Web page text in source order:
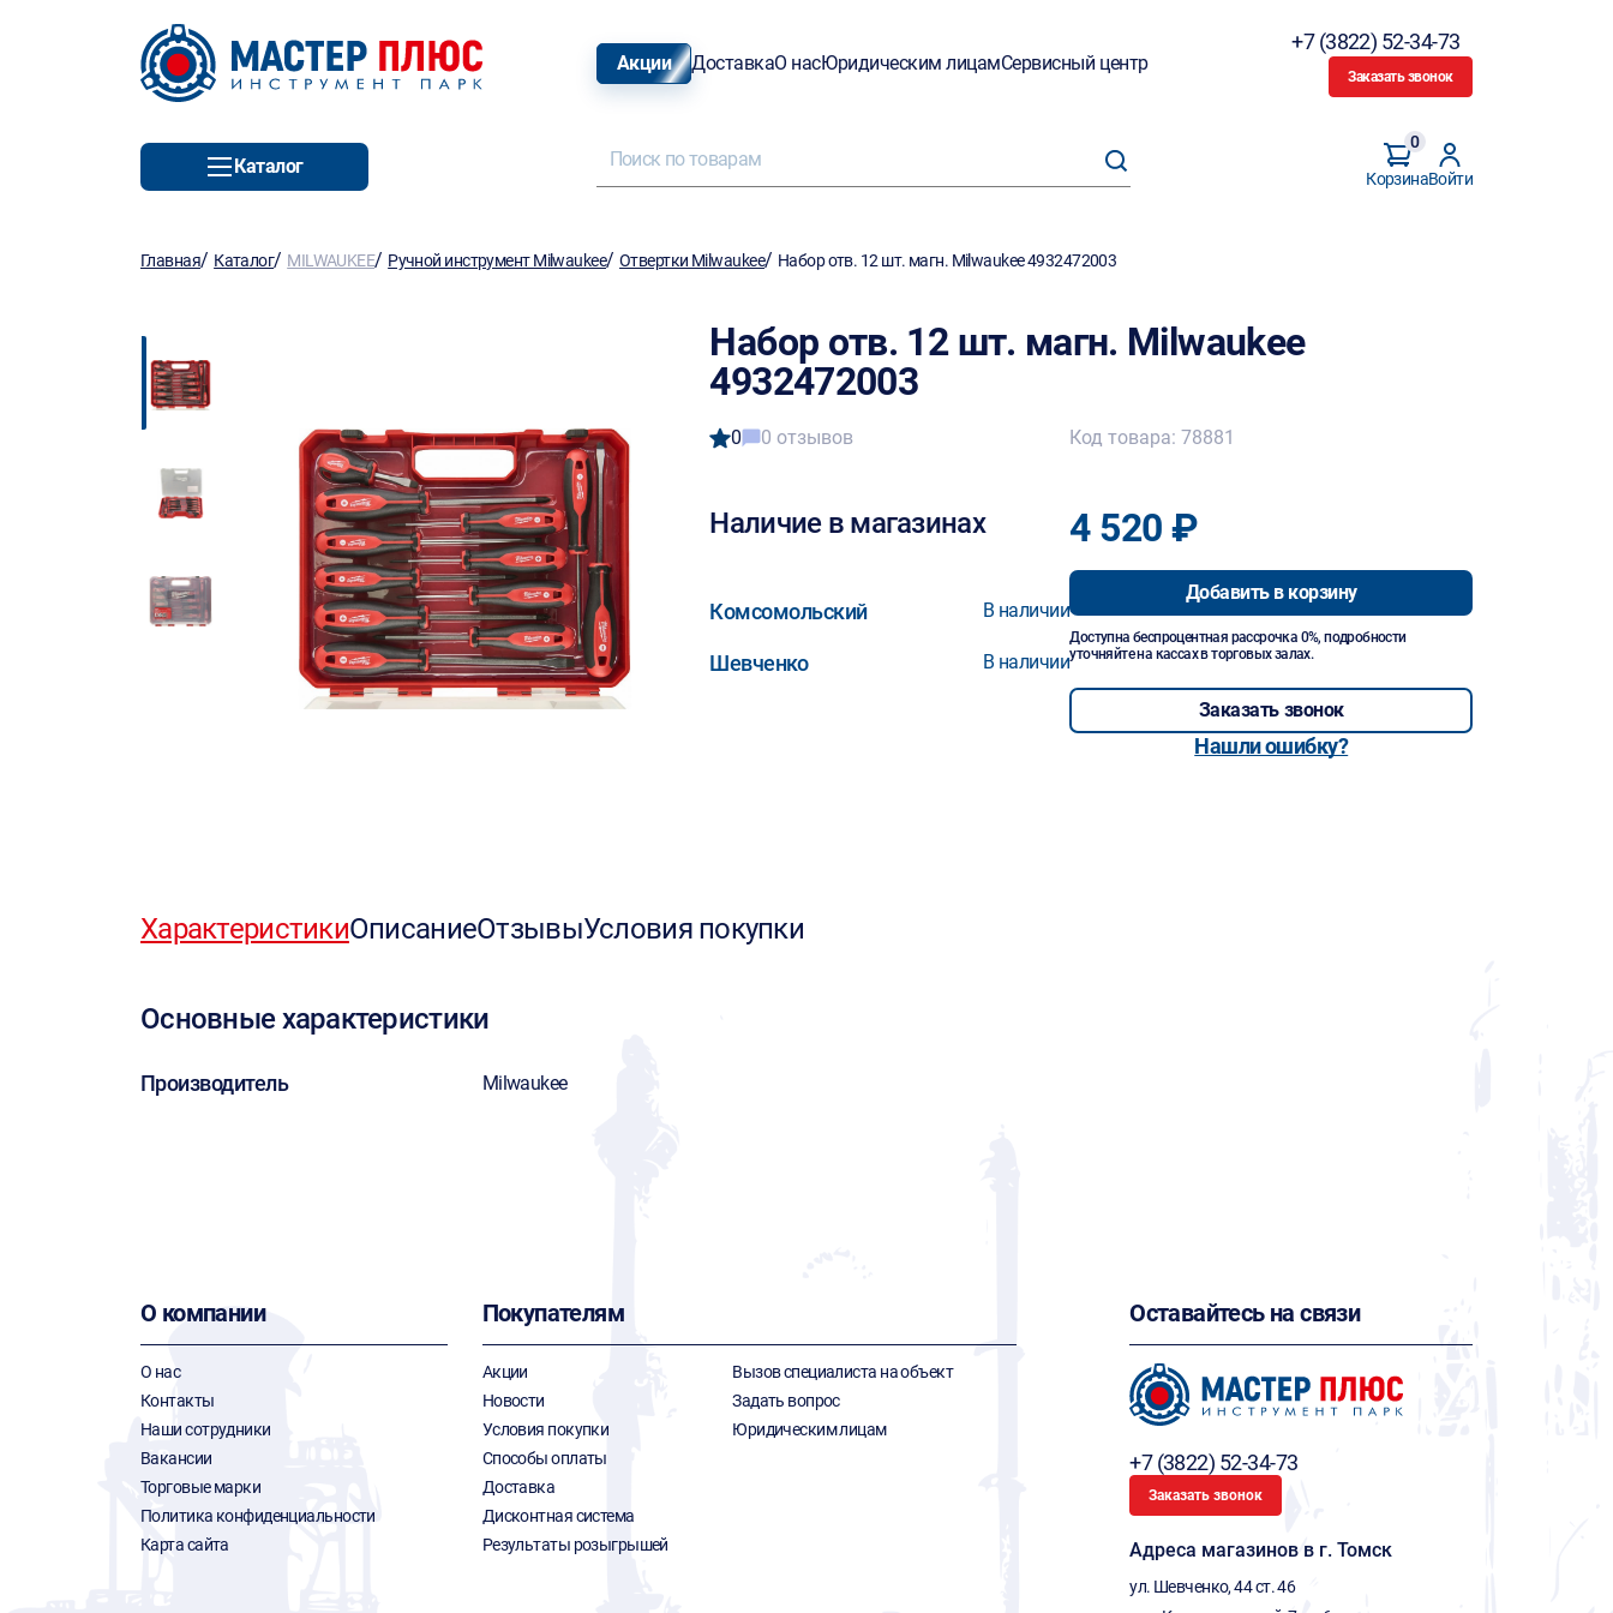
Акции ДоставкаО насЮридическим лицамСервисный центр
+7 (3822) 52-34-73
Заказать звонок
Каталог
Корзина
0
Войти
Главная/ Каталог/ MILWAUKEE/ Ручной инструмент Milwaukee/Отвертки Milwaukee/ Набор отв. 12 шт. магн. Milwaukee 4932472003
Набор отв. 12 шт. магн. Milwaukee
4932472003
0 0 отзывов
Наличие в магазинах
Комсомольский В наличии
Шевченко В наличии
Код товара: 78881
4 520 ₽
Добавить в корзину
Доступна беспроцентная рассрочка 0%, подробности
уточняйте на кассах в торговых залах.
Заказать звонок
Нашли ошибку?
ХарактеристикиОписаниеОтзывыУсловия покупки
Основные характеристики
Производитель Milwaukee
О компании
О нас
Контакты
Наши сотрудники
Вакансии
Торговые марки
Политика конфиденциальности
Карта сайта
Покупателям
Акции
Новости
Условия покупки
Способы оплаты
Доставка
Дисконтная система
Результаты розыгрышей
Вызов специалиста на объект
Задать вопрос
Юридическим лицам
Оставайтесь на связи
+7 (3822) 52-34-73
Заказать звонок
Адреса магазинов в г. Томск
ул. Шевченко, 44 ст. 46